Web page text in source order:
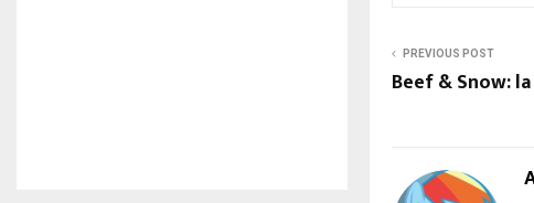
PREVIOUS POST
Beef & Snow: